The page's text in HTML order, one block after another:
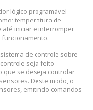
lógico programável
temperatura de
até iniciar e interromper
funcionamento.
de controle sobre
seja feito
que se deseja controlar
Deste modo, o
emitindo comandos